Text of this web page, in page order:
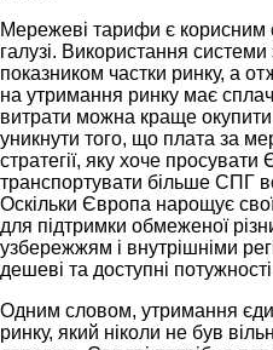
Мережеві тарифи є корисним
галузі. Використання
показником частки ринку, а
на утримання ринку має
витрати можна краще
уникнути того, що плата за
стратегії, яку хоче
транспортувати більше СПГ
Оскільки Європа нарощує
для підтримки обмеженої
узбережжям і внутрішніми
дешеві та доступні
Одним словом, утримання
ринку, який ніколи не був